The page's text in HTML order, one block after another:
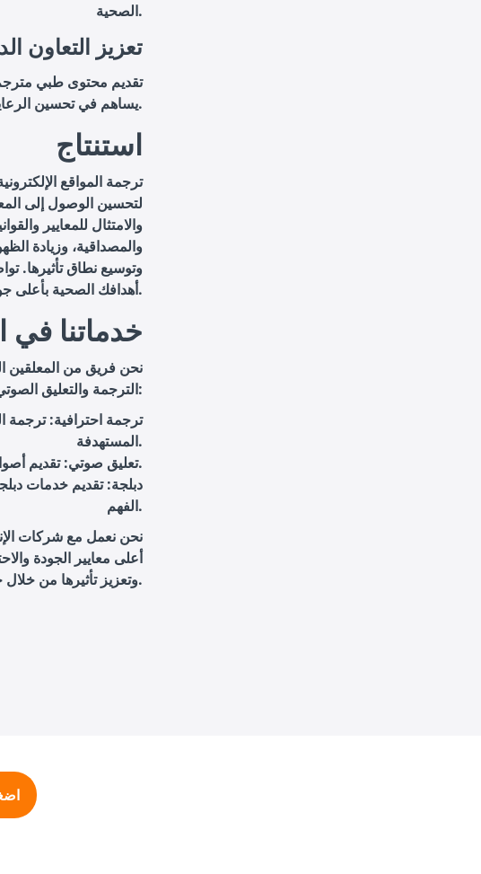
الصحية.
7.2 تعزيز التعاون
تقديم محتوى طبي
يساهم في تحسين الرعاية الصحية على المستوى العالمي.
استنتاج
ترجمة المواقع
لتحسين الوصول إلى
والامتثال للمعايير
والمصداقية، وزيادة
وتوسيع نطاق
أهدافك الصحية بأعلى جودة.
خدماتنا في
نحن فريق من المعلقين
الترجمة والتعليق الصوتي والدبلجة للأفلام ومقاطع الفيديو. نقدم حلولاً متكاملة تتضمن:
ترجمة احترافية: ترجمة
المستهدفة.
تعليق صوتي: تقديم أصوات مميزة تتماشى مع محتوى الفيديو واحتياجات العميل.
دبلجة: تقديم خدمات
الفهم.
نحن نعمل مع شركات
أعلى معايير الجودة
وتعزيز تأثيرها من خلال خدمات التعليق الصوتي الاحترافي.